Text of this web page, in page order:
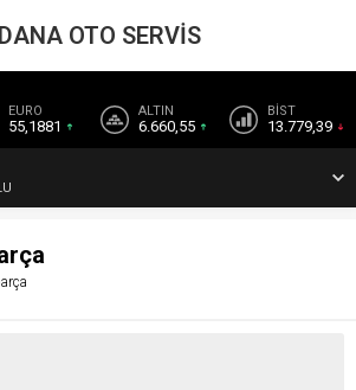
EURO
55,1881
ALTIN
6.660,55
BİST
13.779,39
OTO SERVİS